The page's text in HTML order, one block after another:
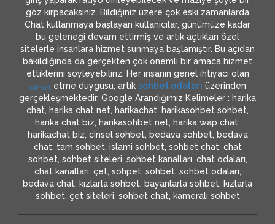
göz kırpacaksınız. Bildiğiniz üzere çok eski zamanlarda
Chat kullanmaya başlayan kullanıcılar, günümüze kadar
bu geleneği devam ettirmiş ve artık açtıkları özel
sitelerle insanlara hizmet sunmaya başlamıştır. Bu açıdan
bakıldığında da gerçekten çok önemli bir amaca hizmet
ettiklerini söyleyebiliriz. Her insanın genel ihtiyacı olan
sohbet etme duygusu, artık sohbet odaları üzerinden
gerçekleşmektedir. Google Arandığımız Kelimeler : harika
chat, harika chat net, harikachat, harikasohbet sohbet,
harika chat biz, harikasohbet net, harika wap chat,
harikachat biz, cinsel sohbet, bedava sohbet, bedava
chat, tam sohbet, islami sohbet, sohbet chat, chat
sohbet, sohbet siteleri, sohbet kanalları, chat odaları,
chat kanalları, çet, sohpet, sohbet, sohbet odaları,
bedava chat, kızlarla sohbet, bayanlarla sohbet, kızlarla
sohbet, çet siteleri, sohbet chat, kameralı sohbet